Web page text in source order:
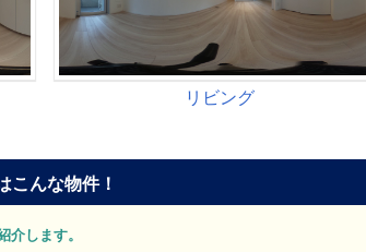
こんな物件！
介します。